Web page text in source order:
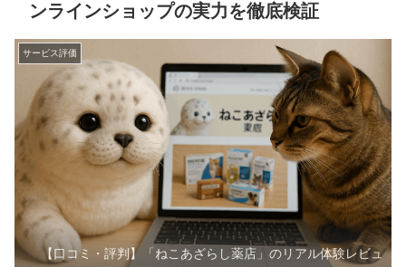
ンラインショップの実力を徹底検証
サービス評価
【口コミ・評判】「ねこあざらし薬店」のリアル体験レビュ